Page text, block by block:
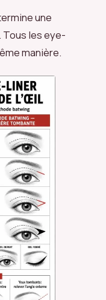
une
les eye-
manière.